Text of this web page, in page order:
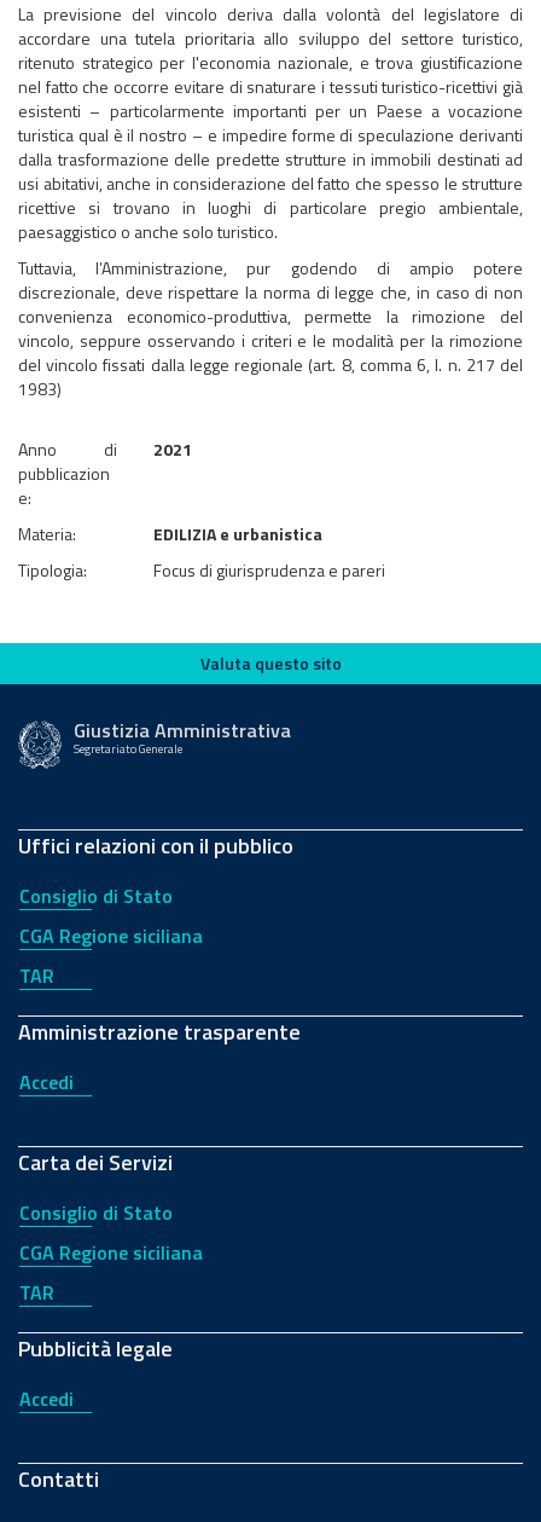
La previsione del vincolo deriva dalla volontà del legislatore di
accordare una tutela prioritaria allo sviluppo del settore turistico,
ritenuto strategico per l'economia nazionale, e trova giustificazione
nel fatto che occorre evitare di snaturare i tessuti turistico-ricettivi già
esistenti – particolarmente importanti per un Paese a vocazione
turistica qual è il nostro – e impedire forme di speculazione derivanti
dalla trasformazione delle predette strutture in immobili destinati ad
usi abitativi, anche in considerazione del fatto che spesso le strutture
ricettive si trovano in luoghi di particolare pregio ambientale,
paesaggistico o anche solo turistico.
Tuttavia, l’Amministrazione, pur godendo di ampio potere
discrezionale, deve rispettare la norma di legge che, in caso di non
convenienza economico-produttiva, permette la rimozione del
vincolo, seppure osservando i criteri e le modalità per la rimozione
del vincolo fissati dalla legge regionale (art. 8, comma 6, l. n. 217 del
1983)
Anno di
pubblicazion
e:
2021
Materia:
EDILIZIA e urbanistica
Tipologia:
Focus di giurisprudenza e pareri
Valuta questo sito
Valuta questo sito
Giustizia Amministrativa
Segretariato Generale
Uffici relazioni con il pubblico
Consiglio di Stato
CGA Regione siciliana
TAR
Amministrazione trasparente
Accedi
Carta dei Servizi
Consiglio di Stato
CGA Regione siciliana
TAR
Pubblicità legale
Accedi
Contatti